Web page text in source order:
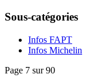
Sous-catégories
Infos FAPT
Infos Michelin
Page 7 sur 90